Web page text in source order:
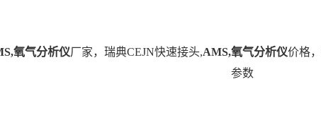
氧气分析仪厂家，瑞典CEJN快速接头,AMS,氧气分析仪价格，
参数